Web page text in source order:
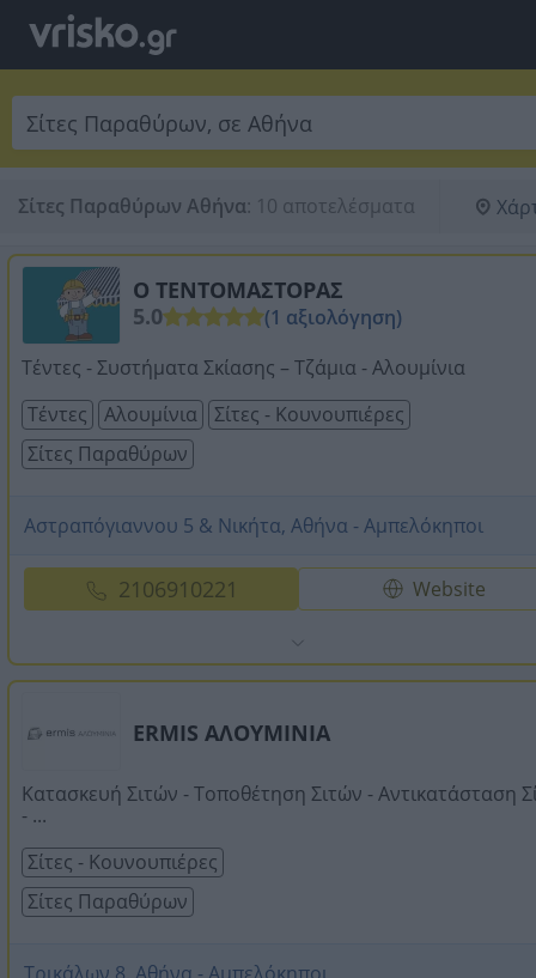
Σίτες Παραθύρων Αθήνα: 10 αποτελέσματα
Ο ΤΕΝΤΟΜΑΣΤΟΡΑΣ
5.0
(1 αξιολόγηση)
Τέντες - Συστήματα Σκίασης – Τζάμια - Αλουμίνια
Τέντες
Αλουμίνια
Σίτες - Κουνουπιέρες
Σίτες Παραθύρων
Αστραπόγιαννου 5 & Νικήτα, Αθήνα - Αμπελόκηποι
2106910221 Website
ERMIS ΑΛΟΥΜΙΝΙΑ
Κατασκευή Σιτών - Τοποθέτηση Σιτών - Αντικατάσταση
- ...
Σίτες - Κουνουπιέρες
Σίτες Παραθύρων